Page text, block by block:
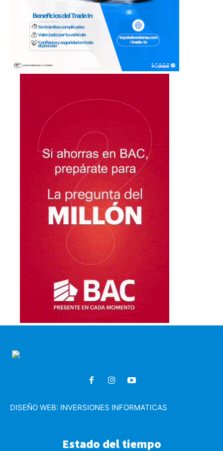
DISEÑO WEB: INVERSIONES INFORMATICAS
Estado del tiempo